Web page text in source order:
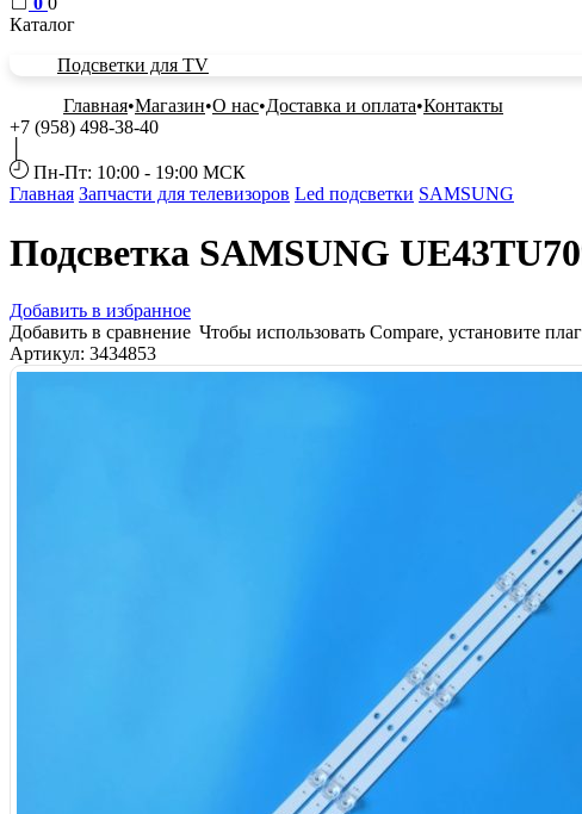
Каталог
Подсветки для TV
Главная Магазин О нас Доставка и оплата Контакты
+7 (958) 498-38-40
Пн-Пт: 10:00 - 19:00 МСК
Главная Запчасти для телевизоров Led подсветки SAMSUNG
Подсветка SAMSUNG
Добавить в избранное
Добавить в сравнение Чтобы использовать Compare, установите
Артикул: 3434853